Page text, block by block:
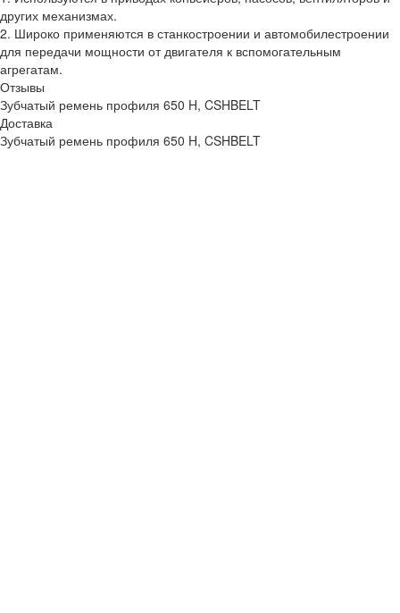
других механизмах.
2. Широко применяются в станкостроении и автомобилестроении
для передачи мощности от двигателя к вспомогательным
агрегатам.
Отзывы
Зубчатый ремень профиля 650 H, CSHBELT
Доставка
Зубчатый ремень профиля 650 H, CSHBELT